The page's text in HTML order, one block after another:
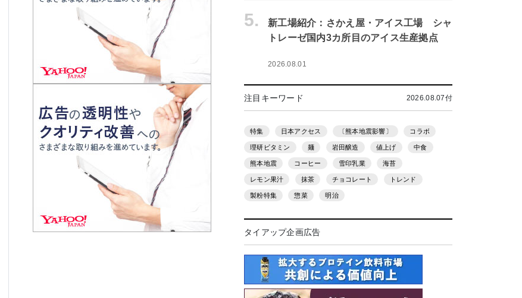
5.
新工場紹介：さかえ屋・アイス工場 シャ
トレーゼ国内3カ所目のアイス生産拠点
2026.08.01
注目キーワード 2026.08.07付
特集 日本アクセス 〔熊本地震影響〕 コラボ
理研ビタミン 麺 岩田醸造 値上げ 中食
熊本地震 コーヒー 雪印乳業 海苔
レモン果汁 抹茶 チョコレート トレンド
製粉特集 惣菜 明治
タイアップ企画広告